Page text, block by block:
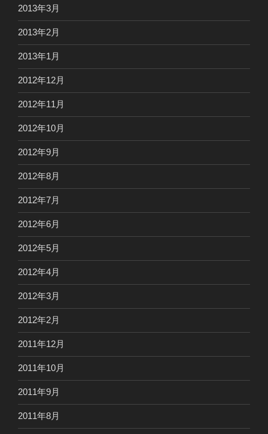
2013年3月
2013年2月
2013年1月
2012年12月
2012年11月
2012年10月
2012年9月
2012年8月
2012年7月
2012年6月
2012年5月
2012年4月
2012年3月
2012年2月
2011年12月
2011年10月
2011年9月
2011年8月